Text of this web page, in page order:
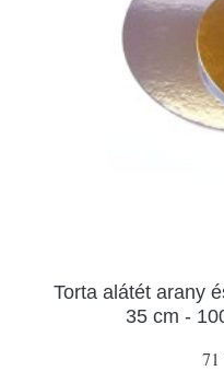
Torta alátét arany
35 cm -